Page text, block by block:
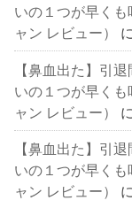
いの１つが早く
ャン レビュー）
に
【鼻血出た】引
いの１つが早く
ャン レビュー）
に
【鼻血出た】引
いの１つが早く
ャン レビュー）